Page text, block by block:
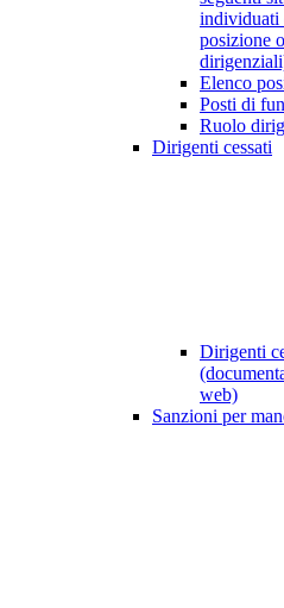
individuati
posizione
Elenco
Posti di
Ruolo
Dirigenti cessati
Dirigenti
web)
Sanzioni per